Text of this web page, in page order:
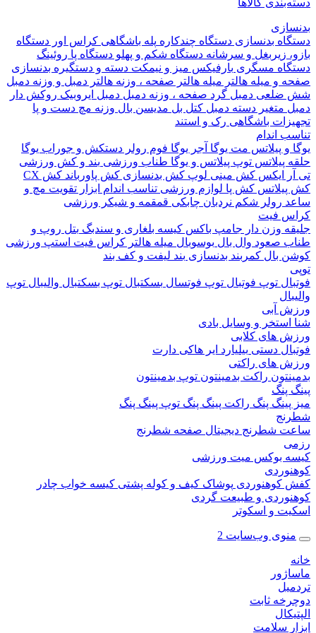
کالاها
بدنسازیدستگاه چندکارهپله باشگاهیکراس اوردستگاه
زیربغل و سرشانه دستگاه شکم و پهلودستگاه پاروئینگ
مسگریبارفیکسمیز و نیمکتدسته و دستگیره بدنسازی
و میله هالتر میله هالتر صفحه ، وزنه هالتر دمبل و وزنه دمبل
دمبل گرد صفحه ، وزنه دمبل دمبل ایروبیک روکش دار
متغیردسته دمبل کتل بلمدیسن بالوزنه مچ دست و پا
باشگاهیرک و استند
اندام
و پیلاتسمت یوگاآجر یوگا فوم رولر دستکش و جوراب یوگا
پیلاتستوپ پیلاتس و یوگاطناب ورزشی بند و کش ورزشی
ایکس کش مینی لوپ کش بدنسازیکش پاورباندکش CX
کش پالوازم ورزشی تناسب اندام ابزار تقویت مچ و
رولر شکم نردبان چابکیقمقمه و شیکر ورزشی
فیت
وزن دارجامپ باکسکیسه بلغاری و سندبگبتل روپ و
صعودوال بال بوسوبالمیله هالتر کراس فیت استپ ورزشی
بالکمربند بدنسازیبند لیفت و کف بند
توپ فوتبالتوپ فوتسالبسکتبالتوپ بسکتبالوالیبال توپ
آبی
و وسایل بادی
های کلابی
دستیبیلیاردایر هاکیدارت
های راکتی
راکت بدمینتونتوپ بدمینتون
پنگ
پنگراکت پینگ پنگتوپ پینگ پنگ
شطرنج دیجیتالصفحه شطرنج
بوکسمیت ورزشی
کوهنوردیپوشاککیف و کوله پشتیکیسه خوابچادر
و طبیعت گردی
و اسکوتر
وب‌سایت 2
ثابت
سلامت